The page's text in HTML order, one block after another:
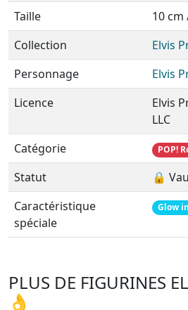
Taille
10 cm
Collection
Elvis
Personnage
Elvis
Licence
Elvis
LLC
Catégorie
POP!
Statut
🔒
Caractéristique
spéciale
Glow
PLUS DE FIGURINES
👌